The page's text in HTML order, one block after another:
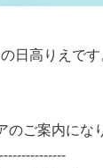
日高りえです
ご案内にな